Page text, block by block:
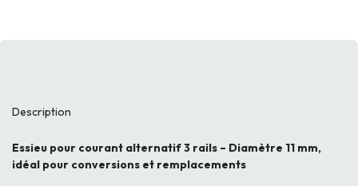
Description
Essieu pour courant alternatif 3 rails – Diamètre 11 mm,
idéal pour conversions et remplacements